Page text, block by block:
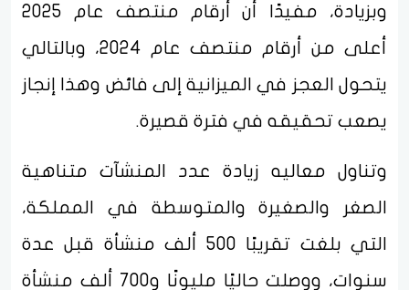
وبزيادة، مفيدًا أن أرقام منتصف عام 2025
أعلى من أرقام منتصف عام 2024، وبالتالي
يتحول العجز في الميزانية إلى فائض وهذا إنجاز
يصعب تحقيقه في فترة قصيرة.
وتناول معاليه زيادة عدد المنشآت متناهية
الصغر والصغيرة والمتوسطة في المملكة،
التي بلغت تقريبًا 500 ألف منشأة قبل عدة
سنوات، ووصلت حاليًا مليونًا و700 ألف منشأة